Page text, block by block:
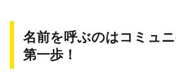
名前を呼ぶのはコミュ
第一歩！